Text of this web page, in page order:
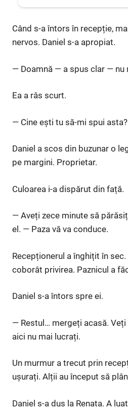
Când s-a întors în recepție,
nervos. Daniel s-a apropiat.
— Doamnă — a spus clar — nu
Ea a râs scurt.
— Cine ești tu să-mi spui asta?
Daniel a scos din buzunar o
pe margini. Proprietar.
Culoarea i-a dispărut din față.
— Aveți zece minute să
el. — Paza vă va conduce.
Recepționerul a înghițit în
coborât privirea. Paznicul a
Daniel s-a întors spre ei.
— Restul… mergeți acasă.
aici nu mai lucrați.
Un murmur a trecut prin
ușurați. Alții au început să
Daniel s-a dus la Renata. A